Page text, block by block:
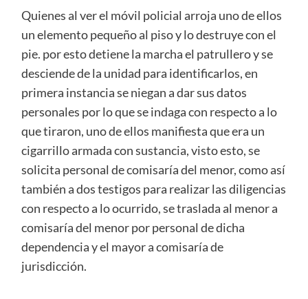
Quienes al ver el móvil policial arroja uno de ellos
un elemento pequeño al piso y lo destruye con el
pie. por esto detiene la marcha el patrullero y se
desciende de la unidad para identificarlos, en
primera instancia se niegan a dar sus datos
personales por lo que se indaga con respecto a lo
que tiraron, uno de ellos manifiesta que era un
cigarrillo armada con sustancia, visto esto, se
solicita personal de comisaría del menor, como así
también a dos testigos para realizar las diligencias
con respecto a lo ocurrido, se traslada al menor a
comisaría del menor por personal de dicha
dependencia y el mayor a comisaría de
jurisdicción.